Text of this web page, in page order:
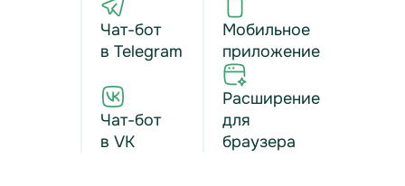
Чат-бот
в Telegram
Чат-бот
в VK
Мобильное
приложение
Расширение
для
браузера